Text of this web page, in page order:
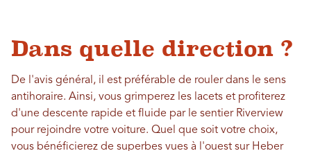
Dans quelle direction ?
De l'avis général, il est préférable de rouler dans le sens
antihoraire. Ainsi, vous grimperez les lacets et profiterez
d'une descente rapide et fluide par le sentier Riverview
pour rejoindre votre voiture. Quel que soit votre choix,
vous bénéficierez de superbes vues à l'ouest sur Heber